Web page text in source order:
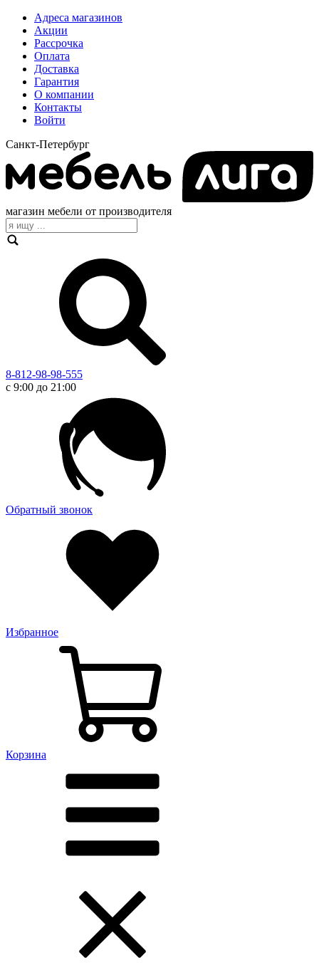
Адреса магазинов
Акции
Рассрочка
Оплата
Доставка
Гарантия
О компании
Контакты
Войти
Санкт-Петербург
магазин мебели от производителя
8-812-98-98-555
с 9:00 до 21:00
Обратный звонок
Избранное
Корзина